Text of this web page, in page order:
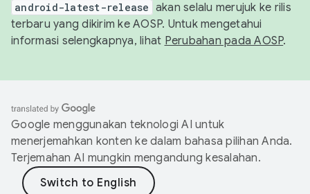
android-latest-release akan selalu merujuk ke rilis
terbaru yang dikirim ke AOSP. Untuk mengetahui
informasi selengkapnya, lihat Perubahan pada AOSP.
Google menggunakan teknologi AI untuk
menerjemahkan konten ke dalam bahasa pilihan Anda.
Terjemahan AI mungkin mengandung kesalahan.